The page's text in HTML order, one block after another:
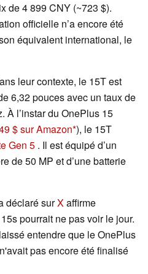
de 4 899 CNY (~723 $).
officielle n’a encore été
équivalent international, le
leur contexte, le 15T est
6,32 pouces avec un taux de
À l’instar du OnePlus 15
$ sur Amazon ), le 15T
Gen 5 . Il est équipé d’un
de 50 MP et d’une batterie
déclaré surXaffirme
pourrait ne pas voir le jour.
entendre que le OnePlus
pas encore été finalisé